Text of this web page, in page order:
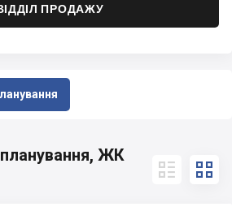
ПРОДАЖУ
планування, ЖК
 